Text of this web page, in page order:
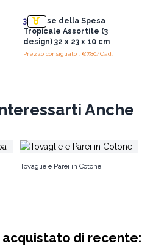
3x Borse della Spesa
Tropicale Assortite (3
design) 32 x 23 x 10 cm
Prezzo consigliato : €7.80/Cad.
Anche
Tovaglie e Parei in Cotone
di recente: